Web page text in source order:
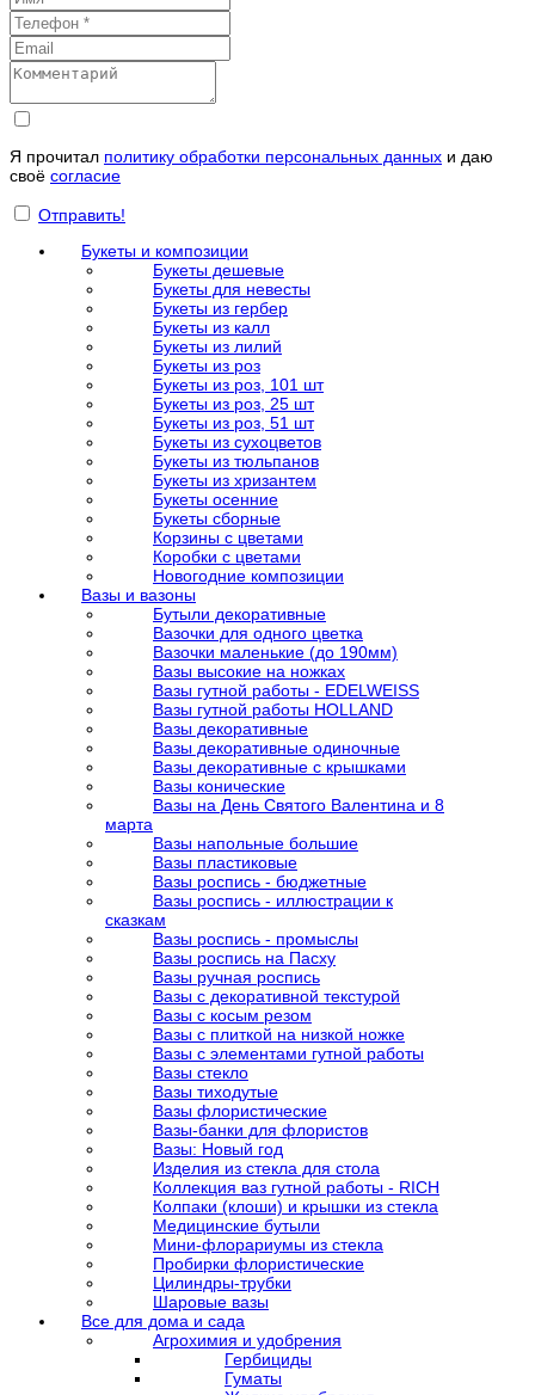
Я прочитал политику обработки персональных данных и даю
своё согласие
Отправить!
Букеты и композиции
Букеты дешевые
Букеты для невесты
Букеты из гербер
Букеты из калл
Букеты из лилий
Букеты из роз
Букеты из роз, 101 шт
Букеты из роз, 25 шт
Букеты из роз, 51 шт
Букеты из сухоцветов
Букеты из тюльпанов
Букеты из хризантем
Букеты осенние
Букеты сборные
Корзины с цветами
Коробки с цветами
Новогодние композиции
Вазы и вазоны
Бутыли декоративные
Вазочки для одного цветка
Вазочки маленькие (до 190мм)
Вазы высокие на ножках
Вазы гутной работы - EDELWEISS
Вазы гутной работы HOLLAND
Вазы декоративные
Вазы декоративные одиночные
Вазы декоративные с крышками
Вазы конические
Вазы на День Святого Валентина и 8
марта
Вазы напольные большие
Вазы пластиковые
Вазы роспись - бюджетные
Вазы роспись - иллюстрации к
сказкам
Вазы роспись - промыслы
Вазы роспись на Пасху
Вазы ручная роспись
Вазы с декоративной текстурой
Вазы с косым резом
Вазы с плиткой на низкой ножке
Вазы с элементами гутной работы
Вазы стекло
Вазы тиходутые
Вазы флористические
Вазы-банки для флористов
Вазы: Новый год
Изделия из стекла для стола
Коллекция ваз гутной работы - RICH
Колпаки (клоши) и крышки из стекла
Медицинские бутыли
Мини-флорариумы из стекла
Пробирки флористические
Цилиндры-трубки
Шаровые вазы
Все для дома и сада
Агрохимия и удобрения
Гербициды
Гуматы